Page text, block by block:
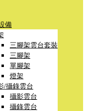
備
三腳架雲台套裝
三腳架
單腳架
燈架
/攝錄雲台
攝影雲台
攝錄雲台